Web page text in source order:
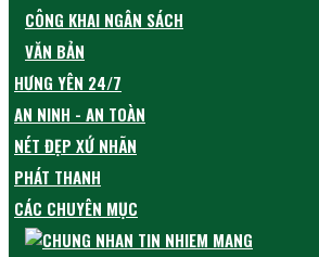
CÔNG KHAI NGÂN SÁCH
VĂN BẢN
HƯNG YÊN 24/7
AN NINH - AN TOÀN
NÉT ĐẸP XỨ NHÃN
PHÁT THANH
CÁC CHUYÊN MỤC